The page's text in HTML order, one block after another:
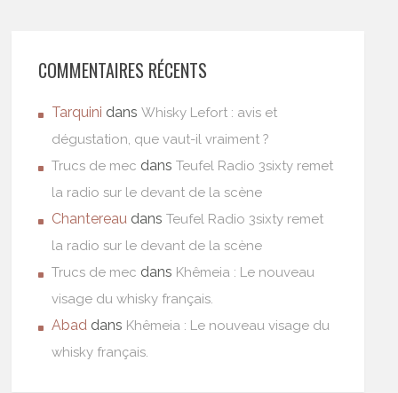
COMMENTAIRES RÉCENTS
Tarquini dansWhisky Lefort : avis et
dégustation, que vaut-il vraiment ?
Trucs de mec dansTeufel Radio 3sixty remet
la radio sur le devant de la scène
Chantereau dansTeufel Radio 3sixty remet
la radio sur le devant de la scène
Trucs de mec dans Khêmeia : Le nouveau
visage du whisky français.
Abad dans Khêmeia : Le nouveau visage du
whisky français.